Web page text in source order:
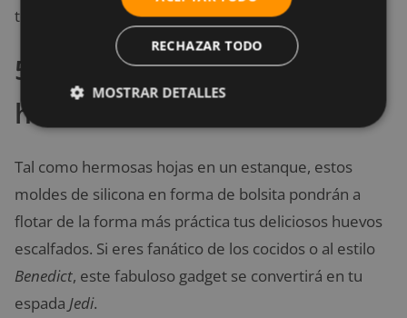
tortillas.
5. Moldes de silicona para
huevos cocidos
Tal como hermosas hojas en un estanque, estos
moldes de silicona en forma de bolsita pondrán a
flotar de la forma más práctica tus deliciosos huevos
escalfados. Si eres fanático de los cocidos o al estilo
Benedict, este fabuloso gadget se convertirá en tu
espada Jedi.
RECHAZAR TODO
MOSTRAR DETALLES